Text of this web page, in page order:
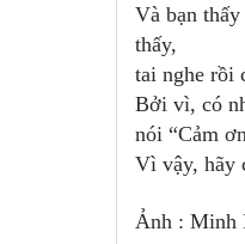
Và bạn
thấy,
tai nghe rồi
Bởi vì, có
nói “Cảm
Vì vậy, hãy
Ảnh : Minh